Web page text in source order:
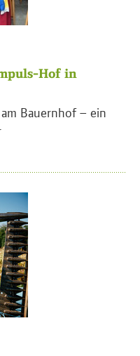
Hof in
Bauernhof – ein